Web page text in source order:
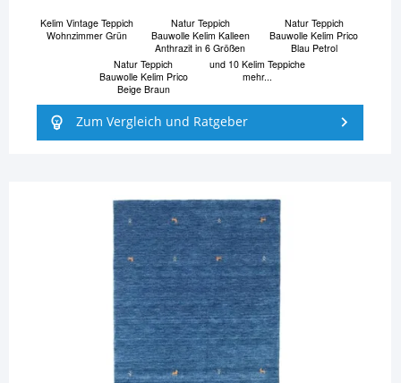
Kelim Vintage Teppich
Wohnzimmer Grün
Natur Teppich
Bauwolle Kelim Kalleen
Anthrazit in 6 Größen
Natur Teppich
Bauwolle Kelim Prico
Blau Petrol
Natur Teppich
Bauwolle Kelim Prico
Beige Braun
und 10 Kelim Teppiche
mehr...
Zum Vergleich und Ratgeber